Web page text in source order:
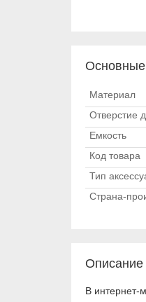
Основные
Материал
Отверстие
Емкость
Код товара
Тип
Страна-
Описание
В интернет-